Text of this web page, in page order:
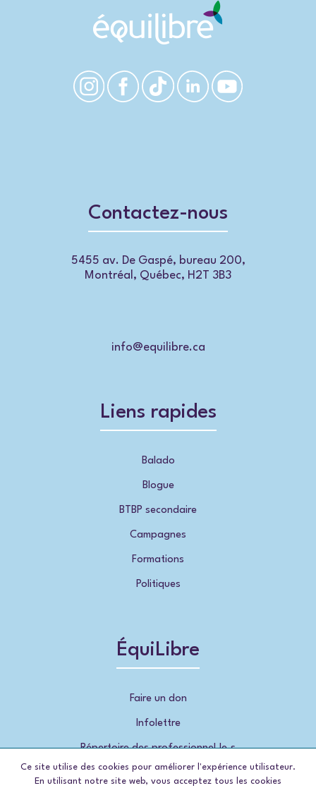
Contactez-nous
5455 av. De Gaspé, bureau 200,
Montréal, Québec, H2T 3B3
info@equilibre.ca
Liens rapides
Balado
Blogue
BTBP secondaire
Campagnes
Formations
Politiques
ÉquiLibre
Faire un don
Infolettre
Répertoire des professionnel.le.s
Ce site utilise des cookies pour améliorer l'expérience utilisateur.
En utilisant notre site web, vous acceptez tous les cookies